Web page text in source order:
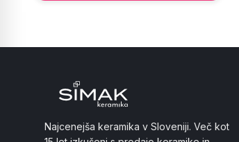
Najcenejša keramika v Sloveniji. Več kot